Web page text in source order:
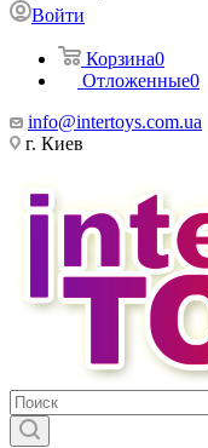
Войти
Корзина0
Отложенные0
info@intertoys.com.ua
г. Киев